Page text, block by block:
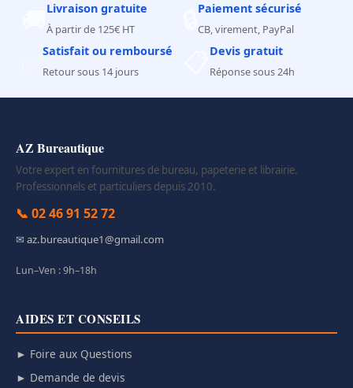
Livraison gratuite
À partir de 125€ HT
Paiement sécurisé
CB, virement, PayPal
Satisfait ou remboursé
Retour sous 14 jours
Devis gratuit
Réponse sous 24h
AZ Bureautique
Votre expert en fournitures de bureau, papeterie et librairie.
Professionnels et particuliers depuis 2010.
📞 02 46 91 52 72
✉ az.bureautique1@gmail.com
Lun–Ven : 9h–18h
AIDES ET CONSEILS
► Foire aux Questions
► Demande de devis